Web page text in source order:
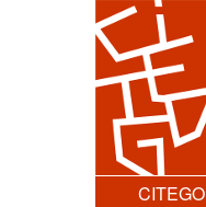
CITEGO